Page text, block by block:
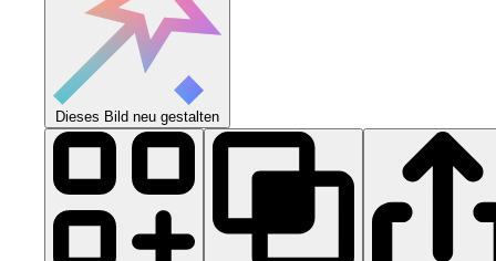
Dieses Bild neu gestalten